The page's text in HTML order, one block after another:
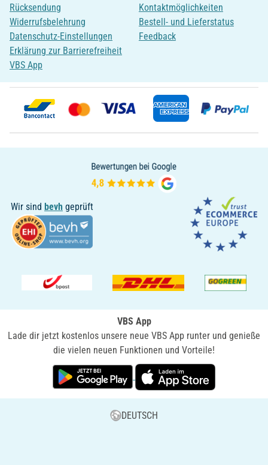
Rücksendung
Widerrufsbelehrung
Datenschutz-Einstellungen
Erklärung zur Barrierefreiheit
VBS App
Kontaktmöglichkeiten
Bestell- und Lieferstatus
Feedback
Wir sind bevh geprüft
VBS App
Lade dir jetzt kostenlos unsere neue VBS App runter und genieße
die vielen neuen Funktionen und Vorteile!
DEUTSCH